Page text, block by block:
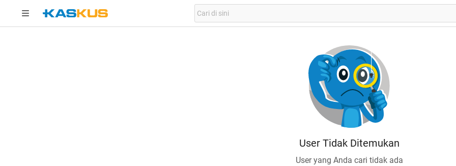
User Tidak Ditemukan
User yang Anda cari tidak ada